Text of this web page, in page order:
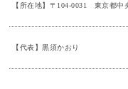
【所在地】〒104-0031 東京都
【代表】黒須かおり